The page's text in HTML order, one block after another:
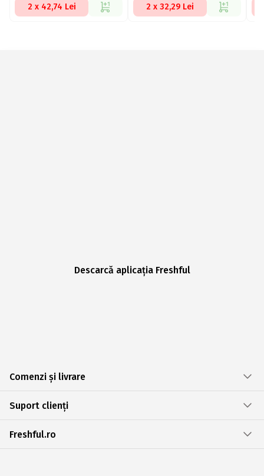
2 x 42,74 Lei 2 x 32,29 Lei
Descarcă aplicația Freshful
Comenzi și livrare
Suport clienți
Freshful.ro